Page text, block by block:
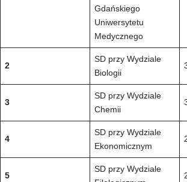
Gdańskiego
Uniwersytetu
Medycznego
2
SD przy Wydziale
Biologii
3
SD przy Wydziale
Chemii
4
SD przy Wydziale
Ekonomicznym
5
SD przy Wydziale